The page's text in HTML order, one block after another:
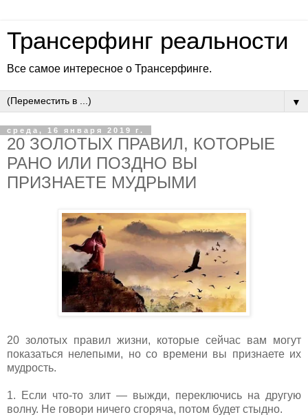
Трансерфинг реальности
Все самое интересное о Трансерфинге.
▼
среда, 16 января 2019 г.
20 ЗОЛОТЫХ ПРАВИЛ, КОТОРЫЕ
РАНО ИЛИ ПОЗДНО ВЫ
ПРИЗНАЕТЕ МУДРЫМИ
20 золотых правил жизни, которые сейчас вам могут
показаться нелепыми, но со времени вы признаете их
мудрость.
1. Если что-то злит — выжди, переключись на другую
волну. Не говори ничего сгоряча, потом будет стыдно.